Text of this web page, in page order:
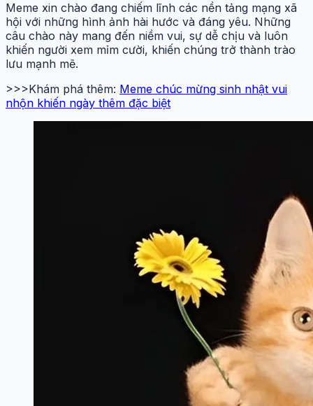
Meme xin chào đang chiếm lĩnh các nền tảng mạng xã
hội với những hình ảnh hài hước và đáng yêu. Những
câu chào này mang đến niềm vui, sự dễ chịu và luôn
khiến người xem mỉm cười, khiến chúng trở thành trào
lưu mạnh mẽ.
>>>Khám phá thêm: Meme chúc mừng sinh nhật vui
nhộn khiến ngày thêm đặc biệt